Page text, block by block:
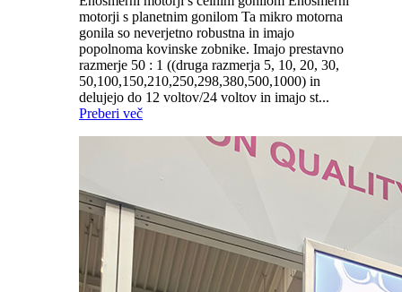
motorji s planetnim gonilom Ta mikro motorna
gonila so neverjetno robustna in imajo
popolnoma kovinske zobnike. Imajo prestavno
razmerje 50 : 1 ((druga razmerja 5, 10, 20, 30,
50,100,150,210,250,298,380,500,1000) in
delujejo do 12 voltov/24 voltov in imajo st...
Preberi več